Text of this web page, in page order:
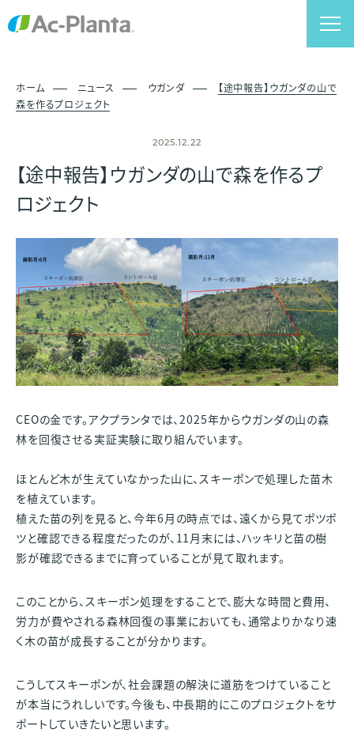
ホーム ニュース ウガンダ
【途中報告】ウガンダの山で
森を作るプロジェクト
2025.12.22
【途中報告】ウガンダの山で森を作るプ
ロジェクト
CEOの金です。アクプランタでは、2025年からウガンダの山の森
林を回復させる実証実験に取り組んでいます。
ほとんど木が生えていなかった山に、スキーポンで処理した苗木
を植えています。
植えた苗の列を見ると、今年6月の時点では、遠くから見てポツポ
ツと確認できる程度だったのが、11月末には、ハッキリと苗の樹
影が確認できるまでに育っていることが見て取れます。
このことから、スキーポン処理をすることで、膨大な時間と費用、
労力が費やされる森林回復の事業においても、通常よりかなり速
く木の苗が成長することが分かります。
こうしてスキーポンが、社会課題の解決に道筋をつけていること
が本当にうれしいです。今後も、中長期的にこのプロジェクトをサ
ポートしていきたいと思います。